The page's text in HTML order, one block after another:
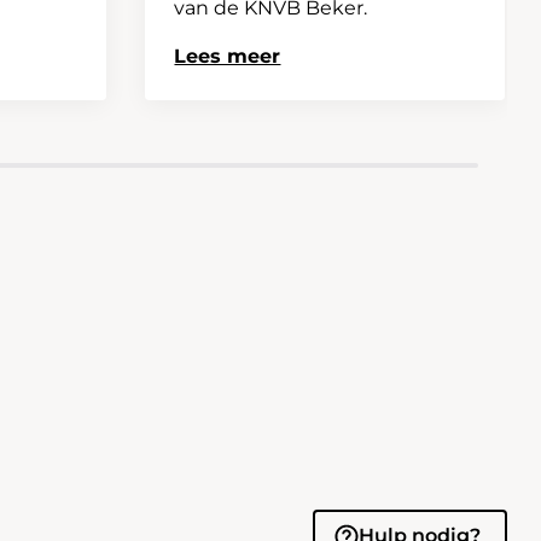
van de KNVB Beker.
Lees meer
Hulp nodig?